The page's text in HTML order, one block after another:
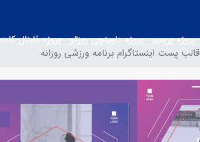
پروژه پریمیر پروژه داوینچی ریزالو پروژه فاینال کات
قالب پست اینستاگرام برنامه ورزشی روزانه